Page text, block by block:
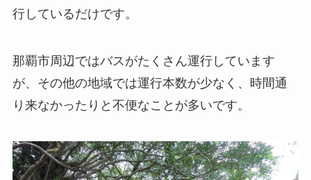
行しているだけです。
那覇市周辺ではバスがたくさん運行しています
が、その他の地域では運行本数が少なく、時間通
り来なかったりと不便なことが多いです。